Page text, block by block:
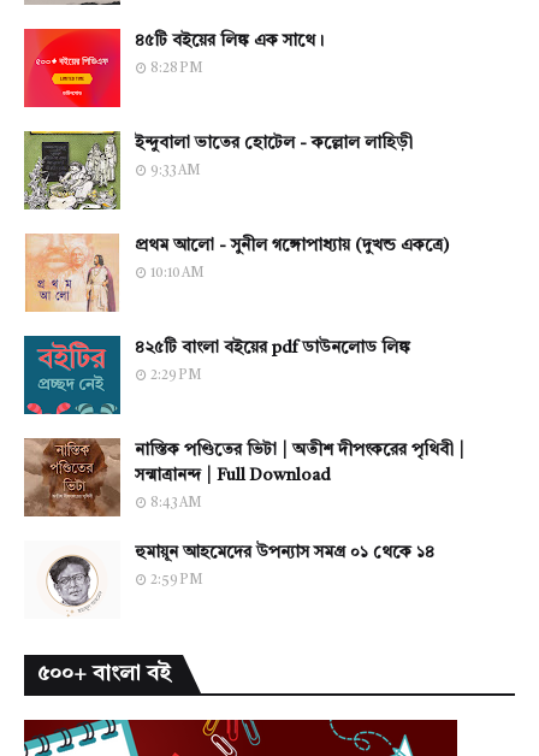
৪৫টি বইয়ের লিঙ্ক এক সাথে।
8:28 PM
ইন্দুবালা ভাতের হোটেল - কল্লোল লাহিড়ী
9:33 AM
প্রথম আলো - সুনীল গঙ্গোপাধ্যায় (দুখন্ড একত্রে)
10:10 AM
৪২৫টি বাংলা বইয়ের pdf ডাউনলোড লিঙ্ক
2:29 PM
নাস্তিক পণ্ডিতের ভিটা | অতীশ দীপংকরের পৃথিবী |
সন্মাত্রানন্দ | Full Download
8:43 AM
হুমায়ূন আহমেদের উপন্যাস সমগ্র ০১ থেকে ১৪
2:59 PM
৫০০+ বাংলা বই